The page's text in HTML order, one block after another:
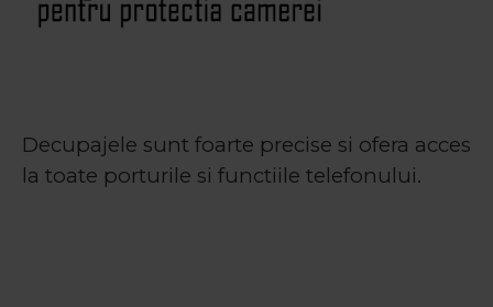
Decupajele sunt foarte precise si ofera acces
la toate porturile si functiile telefonului.